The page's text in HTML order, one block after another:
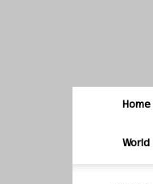
Home
World